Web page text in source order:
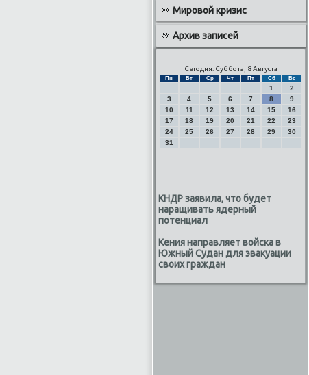
Мировой кризис
Архив записей
Сегодня: Суббота, 8 Августа
Пн Вт Ср Чт Пт Сб Вс
1
2
3
4 5 6 7 8
9
10
11 12 13 14 15
16
17
18 19 20 21 22
23
24
25 26 27 28 29
30
31
КНДР заявила, что будет
наращивать ядерный
потенциал
Кения направляет войска в
Южный Судан для эвакуации
своих граждан